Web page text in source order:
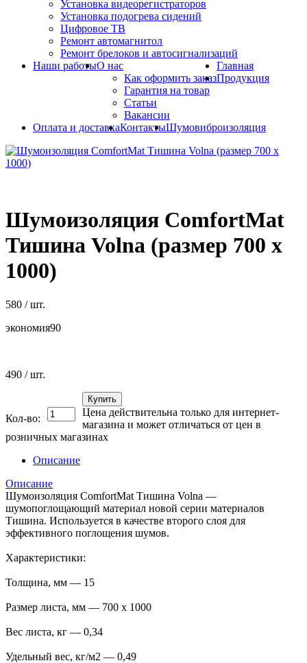
Установка видеорегистраторов
Установка подогрева сидений
Цифровое ТВ
Ремонт автомагнитол
Ремонт брелоков и автосигнализаций
Наши работыО нас
Как оформить заказ
Гарантия на товар
Статьи
Вакансии
Оплата и доставкаКонтакты
Главная
Продукция
Шумовиброизоляция
Шумоизоляция ComfortMat
Тишина Volna (размер 700 х
1000)
580 / шт.
экономия90
490 / шт.
Кол-во:
Купить
Цена действительна только для интернет-
магазина и может отличаться от цен в
розничных магазинах
Описание
Описание
Шумоизоляция ComfortMat Тишина Volna —
шумопоглощающий материал новой серии материалов
Тишина. Используется в качестве второго слоя для
эффективного поглощения шумов.
Характеристики:
Толщина, мм — 15
Размер листа, мм — 700 х 1000
Вес листа, кг — 0,34
Удельный вес, кг/м2 — 0,49